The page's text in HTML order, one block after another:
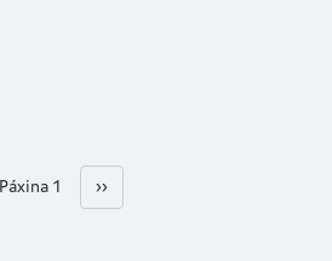
Paxinación
Páxina 1 Páxina Seguinte
››